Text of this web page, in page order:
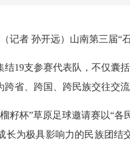
记者 孙开远）山南第三届“
结19支参赛代表队，不仅囊
跨省、跨国、跨民族交往交
籽杯”草原足球邀请赛以“
长为极具影响力的民族团